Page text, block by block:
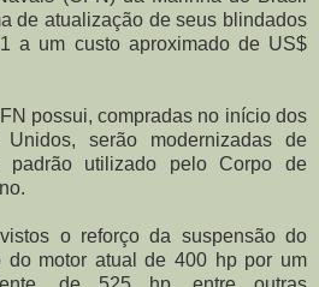
de atualização de seus blindados
a um custo aproximado de US$
possui, compradas no início dos
serão modernizadas de
padrão utilizado pelo Corpo de
o reforço da suspensão do
do motor atual de 400 hp por um